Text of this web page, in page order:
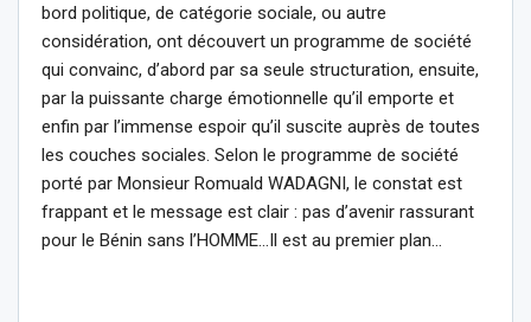
bord politique, de catégorie sociale, ou autre
considération, ont découvert un programme de société
qui convainc, d’abord par sa seule structuration, ensuite,
par la puissante charge émotionnelle qu’il emporte et
enfin par l’immense espoir qu’il suscite auprès de toutes
les couches sociales. Selon le programme de société
porté par Monsieur Romuald WADAGNI, le constat est
frappant et le message est clair : pas d’avenir rassurant
pour le Bénin sans l’HOMME…Il est au premier plan…